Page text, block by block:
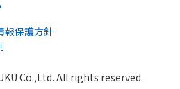
報保護方針
Co.,Ltd. All rights reserved.